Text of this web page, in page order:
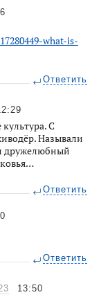
what-is-
Ответить
С
Называли
дружелюбный
Ответить
Ответить
13:50